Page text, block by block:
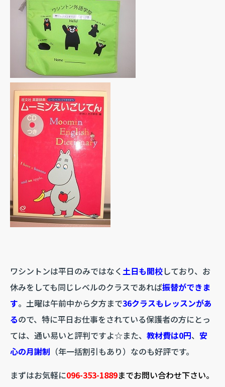
ワシントンは平日のみではなく土日も開校しており、お
休みをしても同じレベルのクラスであれば振替ができま
す。土曜は午前中から夕方まで36クラスもレッスンがあ
るので、特に平日お仕事をされている保護者の方にとっ
ては、通い易いと評判ですよ☆また、 教材費は0円、 安
心の月謝制 （年一括割引もあり）なのも好評です。
まずはお気軽に096-353-1889までお問い合わせ下さい。